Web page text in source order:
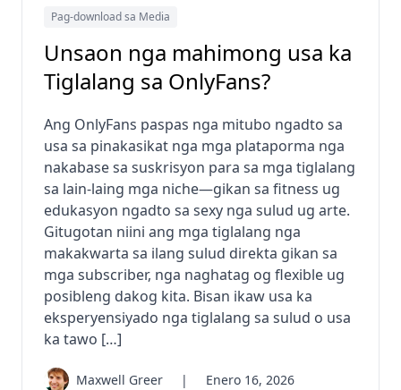
Pag-download sa Media
Unsaon nga mahimong usa ka
Tiglalang sa OnlyFans?
Ang OnlyFans paspas nga mitubo ngadto sa
usa sa pinakasikat nga mga plataporma nga
nakabase sa suskrisyon para sa mga tiglalang
sa lain-laing mga niche—gikan sa fitness ug
edukasyon ngadto sa sexy nga sulud ug arte.
Gitugotan niini ang mga tiglalang nga
makakwarta sa ilang sulud direkta gikan sa
mga subscriber, nga naghatag og flexible ug
posibleng dakog kita. Bisan ikaw usa ka
eksperyensiyado nga tiglalang sa sulud o usa
ka tawo […]
Maxwell Greer | Enero 16, 2026